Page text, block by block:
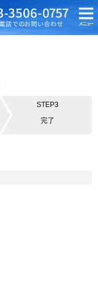
STEP3
完了